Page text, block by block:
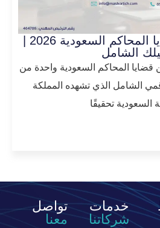
الشامل
قضايا المحاكم السعودية واحدة من
الشامل الذي تشهده المملكة
السعودية تحقيقًا
خدمات
شركاتنا
تواصل
معنا